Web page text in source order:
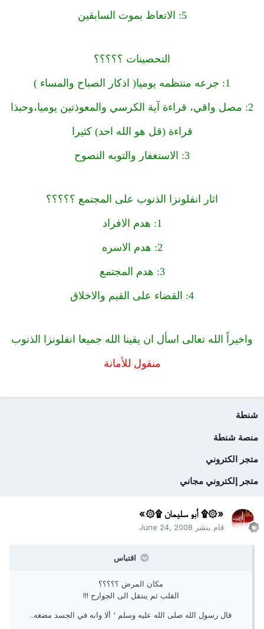
5: الاتعاظ بموت السابقين
التحصينات ؟؟؟؟؟
1: جرعه منتظمه يوميا( اذكار الصباح والمساء )
2: مصل واقي، قراءة آية الكرسي والمعوذتين يوميا،وحبذا
قراءة (قل هو الله احد) كثيرا
3: الاستغفار والتوبه النصوح
اثار انفلونزا الذنوب على المجتمع ؟؟؟؟؟
1: هدم الافراد
2: هدم الاسره
3: هدم المجتمع
4: القضاء على القيم والاخلاق
واخيراً الله تعالى اسأل ان يقينا الله جميعا انفلونزا الذنوب
منقول للأمانة
شنطة
منصة شنطة
متجر الكتروني
متجر إلكتروني مجاني
«۞۩ أبو سليمان ۩۞»
قام بنشر June 24, 2008
اقتباس
مكان المرض ؟؟؟؟؟
القلب ثم ينتقل الى الجوارح !!!
قال رسول الله صلى الله عليه وسلم ' ألا وانه في الجسد مضغه..